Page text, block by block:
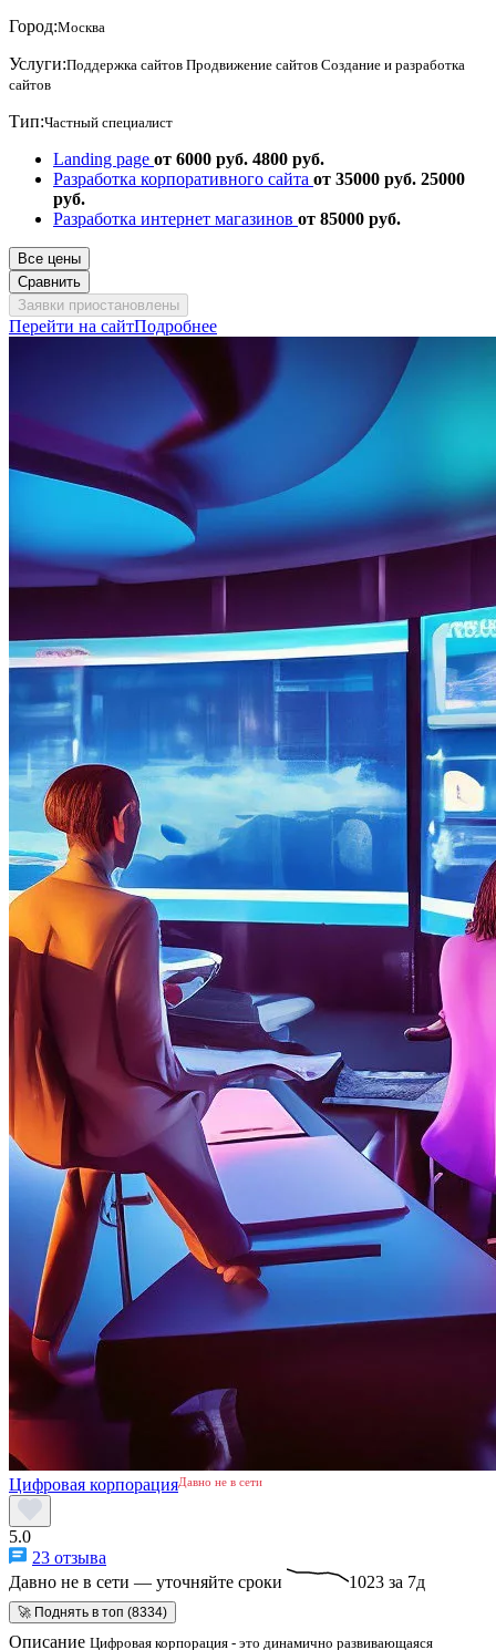
Город:Москва
Услуги:Поддержка сайтов Продвижение сайтов Создание и разработка
сайтов
Тип:Частный специалист
Landing page от 6000 руб. 4800 руб.
Разработка корпоративного сайта от 35000 руб. 25000
руб.
Разработка интернет магазинов от 85000 руб.
Все цены
Сравнить
Заявки приостановлены
Перейти на сайтПодробнее
Цифровая корпорацияДавно не в сети
5.0
23 отзыва
Давно не в сети — уточняйте сроки
1023 за 7д
🚀 Поднять в топ (8334)
Описание Цифровая корпорация - это динамично развивающаяся